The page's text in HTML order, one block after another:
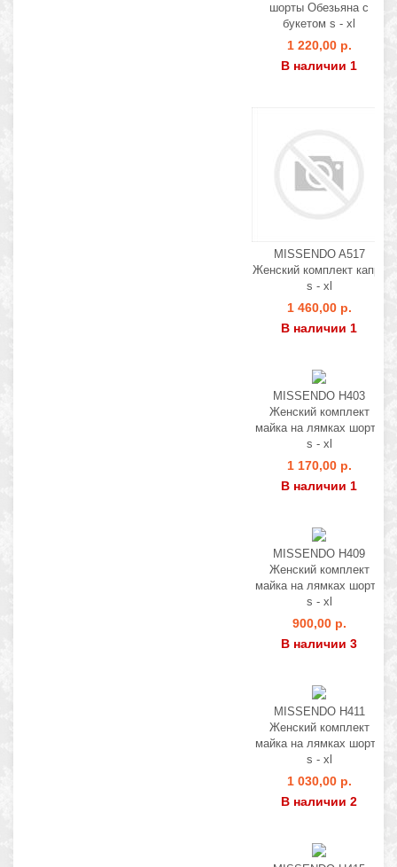
шорты Обезьяна с
букетом s - xl
1 220,00 р.
В наличии 1
MISSENDO A517
Женский комплект капри
s - xl
1 460,00 р.
В наличии 1
MISSENDO H403
Женский комплект
майка на лямках шорты
s - xl
1 170,00 р.
В наличии 1
MISSENDO H409
Женский комплект
майка на лямках шорты
s - xl
900,00 р.
В наличии 3
MISSENDO H411
Женский комплект
майка на лямках шорты
s - xl
1 030,00 р.
В наличии 2